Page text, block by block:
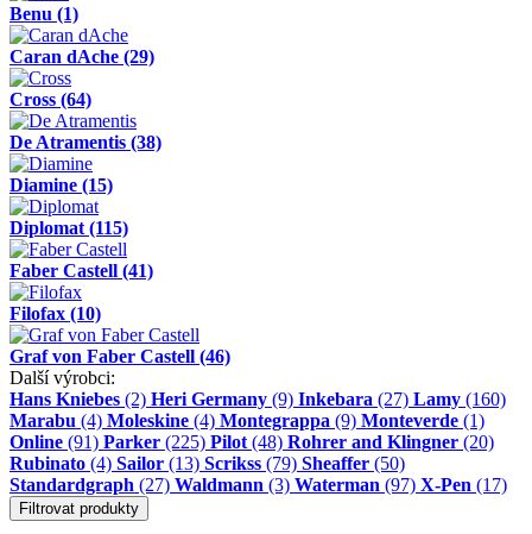
Benu (1)
Caran dAche (29)
Cross (64)
De Atramentis (38)
Diamine (15)
Diplomat (115)
Faber Castell (41)
Filofax (10)
Graf von Faber Castell (46)
Další výrobci:
Hans Kniebes (2) Heri Germany (9) Inkebara (27) Lamy (160)
Marabu (4) Moleskine (4) Montegrappa (9) Monteverde (1)
Online (91) Parker (225) Pilot (48) Rohrer and Klingner (20)
Rubinato (4) Sailor (13) Scrikss (79) Sheaffer (50)
Standardgraph (27) Waldmann (3) Waterman (97) X-Pen (17)
Filtrovat produkty